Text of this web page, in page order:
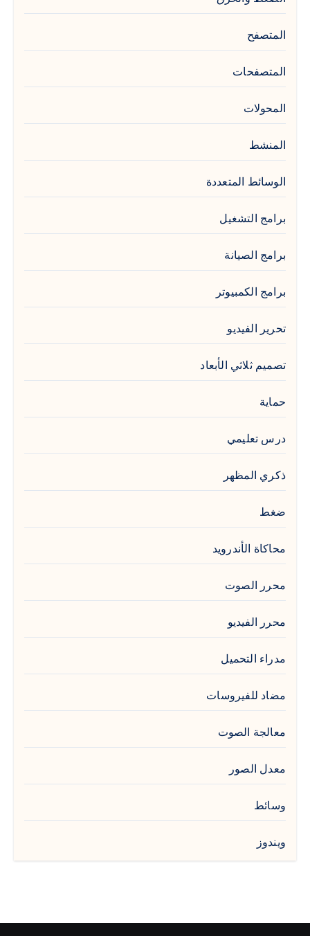
المتصفح
المتصفحات
المحولات
المنشط
الوسائط المتعددة
برامج التشغيل
برامج الصيانة
برامج الكمبيوتر
تحرير الفيديو
تصميم ثلاثي الأبعاد
حماية
درس تعليمي
ذكري المظهر
ضغط
محاكاة الأندرويد
محرر الصوت
محرر الفيديو
مدراء التحميل
مضاد للفيروسات
معالجة الصوت
معدل الصور
وسائط
ويندوز